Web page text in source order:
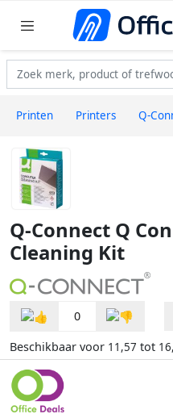
Printen Printers Q-
Q-Connect Q
Cleaning Kit
0
Beschikbaar voor 11,57 tot